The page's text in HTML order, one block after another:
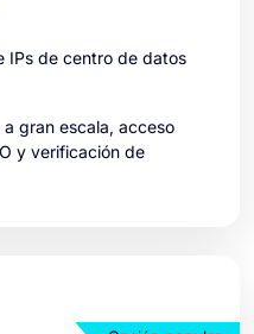
IPs de centro de datos
gran escala, acceso
y verificación de